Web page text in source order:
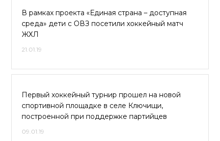
В рамках проекта «Единая страна – доступная
среда» дети с ОВЗ посетили хоккейный матч
ЖХЛ
21.01.19
Первый хоккейный турнир прошел на новой
спортивной площадке в селе Ключищи,
построенной при поддержке партийцев
09.01.19